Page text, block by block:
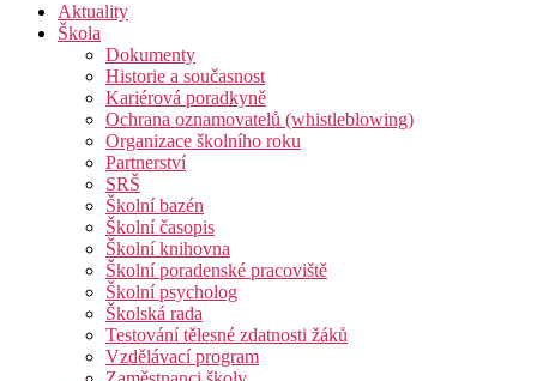
Aktuality
Škola
Dokumenty
Historie a současnost
Kariérová poradkyně
Ochrana oznamovatelů (whistleblowing)
Organizace školního roku
Partnerství
SRŠ
Školní bazén
Školní časopis
Školní knihovna
Školní poradenské pracoviště
Školní psycholog
Školská rada
Testování tělesné zdatnosti žáků
Vzdělávací program